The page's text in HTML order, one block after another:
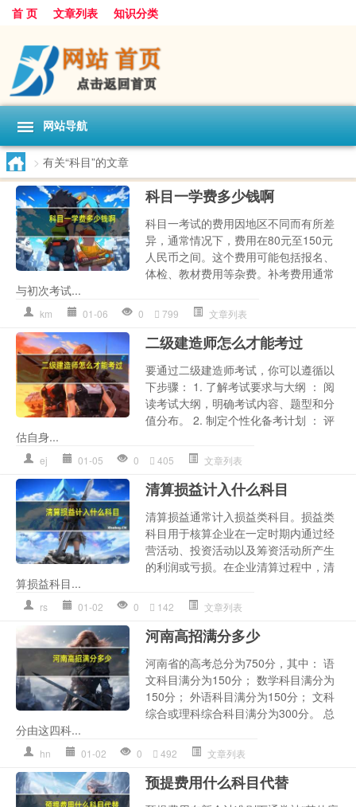
首 页 文章列表 知识分类
网站导航
> 有关“科目”的文章
科目一学费多少钱啊
科目一考试的费用因地区不同而有所差
异，通常情况下，费用在80元至150元
人民币之间。这个费用可能包括报名、
体检、教材费用等杂费。补考费用通常
与初次考试...
km 01-06 0 799 文章列表
二级建造师怎么才能考过
要通过二级建造师考试，你可以遵循以
下步骤： 1. 了解考试要求与大纲 ： 阅
读考试大纲，明确考试内容、题型和分
值分布。 2. 制定个性化备考计划 ： 评
估自身...
ej 01-05 0 405 文章列表
清算损益计入什么科目
清算损益通常计入损益类科目。损益类
科目用于核算企业在一定时期内通过经
营活动、投资活动以及筹资活动所产生
的利润或亏损。在企业清算过程中，清
算损益科目...
rs 01-02 0 142 文章列表
河南高招满分多少
河南省的高考总分为750分，其中： 语
文科目满分为150分； 数学科目满分为
150分； 外语科目满分为150分； 文科
综合或理科综合科目满分为300分。 总
分由这四科...
hn 01-02 0 492 文章列表
预提费用什么科目代替